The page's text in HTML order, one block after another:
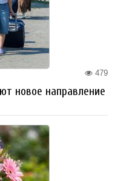
479
новое направление